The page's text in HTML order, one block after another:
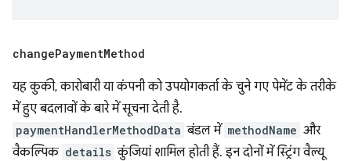
changePaymentMethod
यह कुकी, कारोबारी या कंपनी को उपयोगकर्ता के चुने गए पेमेंट के तरीके
में हुए बदलावों के बारे में सूचना देती है.
paymentHandlerMethodData बंडल में methodName और
वैकल्पिक details कुंजियां शामिल होती हैं. इन दोनों में स्ट्रिंग वैल्यू